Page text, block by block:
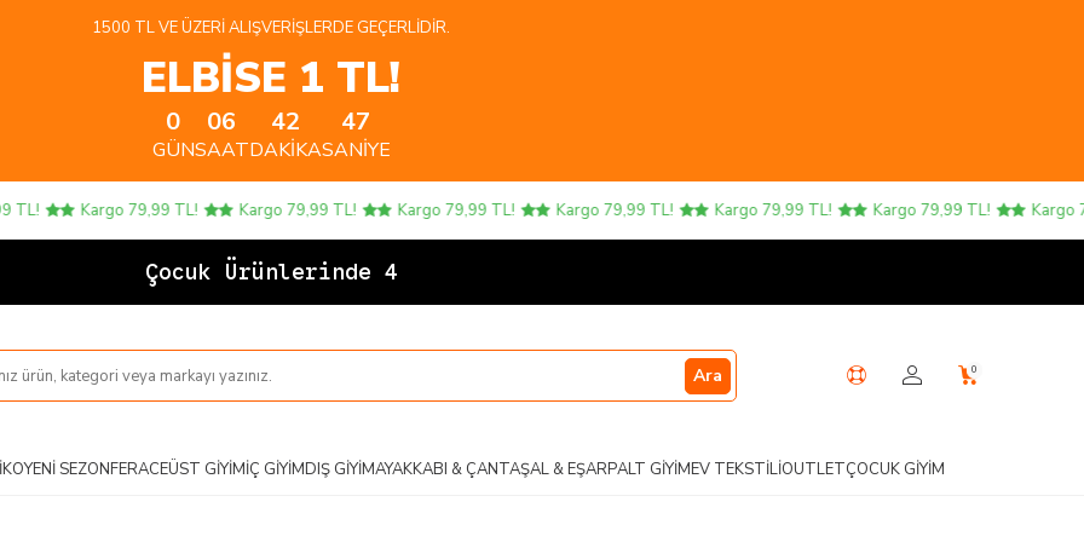
1500 TL VE ÜZERI ALIŞVERIŞLERDE GEÇERLIDIR.
ELBİSE 1 TL!
0
GÜN
06
SAAT
42
DAKIKA
47
SANIYE
Kargo 79,99 TL! Kargo 79,99 TL! Kargo 79,99 TL! Kargo 79,99 TL! Kargo 79,99 TL! Kargo 79,99 TL! Kargo
Çocuk Ürünlerinde 4 AL 3
Ara 0
YENI SEZONFERACEÜST GIYIMİÇ GIYIMDIŞ GIYIMAYAKKABI & ÇANTAŞAL & EŞARPALT GIYIMEV TEKSTILIOUTLETÇOCUK GIYIM